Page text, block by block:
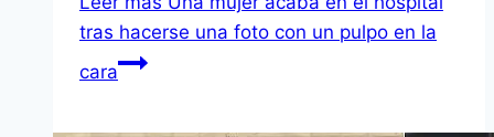
tras hacerse una foto con un pulpo en la
cara